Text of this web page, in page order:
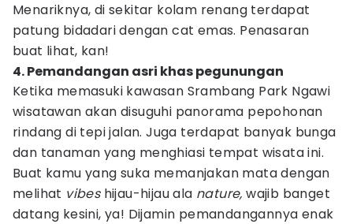
Menariknya, di sekitar kolam renang terdapat
patung bidadari dengan cat emas. Penasaran
buat lihat, kan!
4. Pemandangan asri khas pegunungan
Ketika memasuki kawasan Srambang Park Ngawi
wisatawan akan disuguhi panorama pepohonan
rindang di tepi jalan. Juga terdapat banyak bunga
dan tanaman yang menghiasi tempat wisata ini.
Buat kamu yang suka memanjakan mata dengan
melihat vibeshijau-hijau ala nature, wajib banget
datang kesini, ya! Dijamin pemandangannya enak